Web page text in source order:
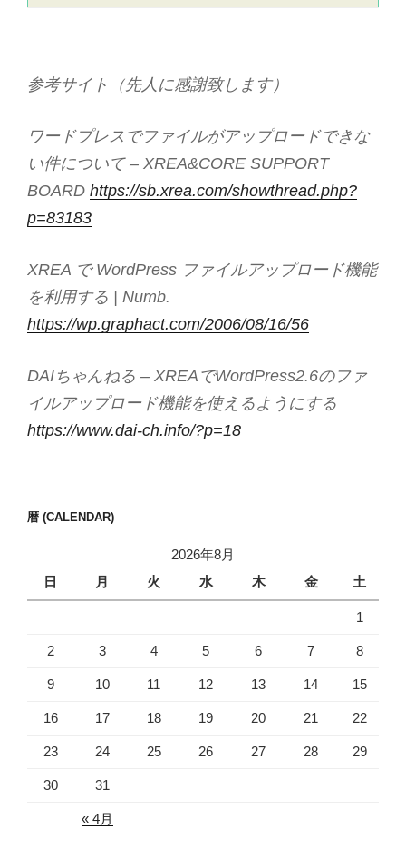
参考サイト（先人に感謝致します）
ワードプレスでファイルがアップロードできな
い件について – XREA&CORE SUPPORT
BOARD https://sb.xrea.com/showthread.php?
p=83183
XREA で WordPress ファイルアップロード機能
を利用する | Numb.
https://wp.graphact.com/2006/08/16/56
DAIちゃんねる – XREAでWordPress2.6のファ
イルアップロード機能を使えるようにする
https://www.dai-ch.info/?p=18
暦 (CALENDAR)
2026年8月
日
月 火 水 木 金 土
1
2 3 4 5 6 7 8
9 10 11 12 13 14 15
16 17 18 19 20 21 22
23 24 25 26 27 28 29
30 31
« 4月